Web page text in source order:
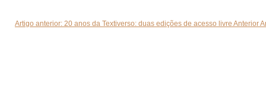
Artigo anterior: 20 anos da Textiverso: duas edições de acesso livre Anterior